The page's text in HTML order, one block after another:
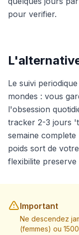
pour verifier.
Le suivi
mondes : vous
l'obsession
tracker 2-3 jours
semaine
poids sort de
flexibilite preserve
Important
Ne descendez
(femmes) ou